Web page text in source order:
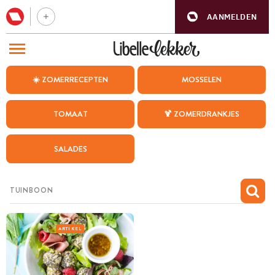
AANMELDEN
☀️ ZOMERRECEPTEN MOSSELEN
TOMAAT 🍹 ZOMERDRANKJES
SALADES
ARTIKEL
BEZOEK ONZE ANDERE WEBSITES
WEEKMENU
CHAT MET MAIA
MIJN BEWAARDE RECEPTEN